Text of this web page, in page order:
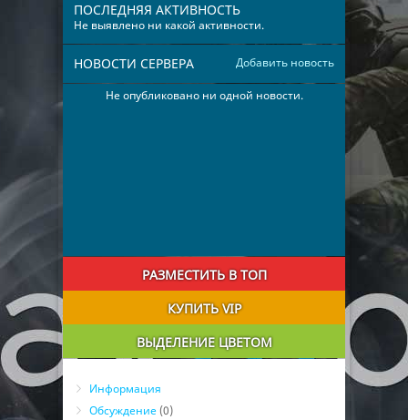
ПОСЛЕДНЯЯ АКТИВНОСТЬ
Не выявлено ни какой активности.
Добавить новость
НОВОСТИ СЕРВЕРА
Не опубликовано ни одной новости.
РАЗМЕСТИТЬ В ТОП
КУПИТЬ VIP
ВЫДЕЛЕНИЕ ЦВЕТОМ
Информация
Обсуждение (0)